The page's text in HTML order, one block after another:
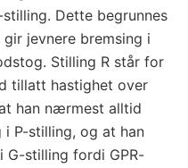
Dette begrunnes
jevnere bremsing i
Stilling R står for
tillatt hastighet over
han nærmest alltid
P-stilling, og at han
stilling fordi GPR-